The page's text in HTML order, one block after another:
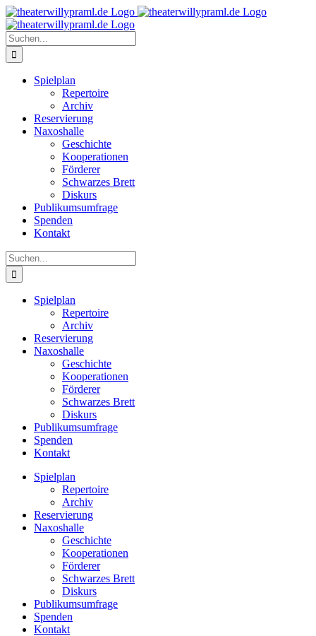
Zum
Inhalt
springen
Suche
nach:
Spielplan
Repertoire
Archiv
Reservierung
Naxoshalle
Geschichte
Kooperationen
Förderer
Schwarzes Brett
Diskurs
Publikumsumfrage
Spenden
Kontakt
Suche
nach:
Spielplan
Repertoire
Archiv
Reservierung
Naxoshalle
Geschichte
Kooperationen
Förderer
Schwarzes Brett
Diskurs
Publikumsumfrage
Spenden
Kontakt
Spielplan
Repertoire
Archiv
Reservierung
Naxoshalle
Geschichte
Kooperationen
Förderer
Schwarzes Brett
Diskurs
Publikumsumfrage
Spenden
Kontakt